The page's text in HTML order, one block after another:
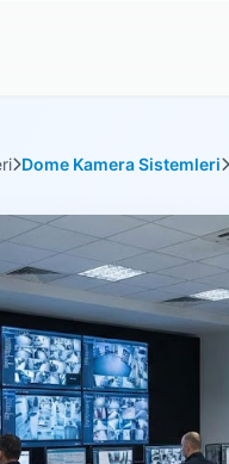
Dome Kamera Sistemleri